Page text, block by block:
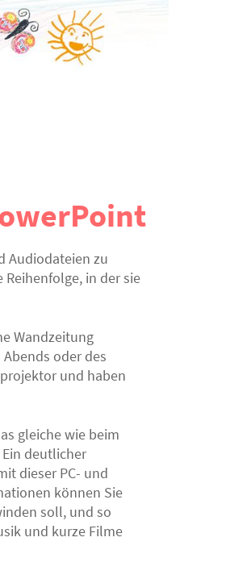
Audiodateien zu
in der sie
Wandzeitung
oder des
und haben
gleiche wie beim
deutlicher
dieser PC- und
können Sie
soll, und so
und kurze Filme